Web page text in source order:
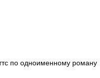
по одноименному роману